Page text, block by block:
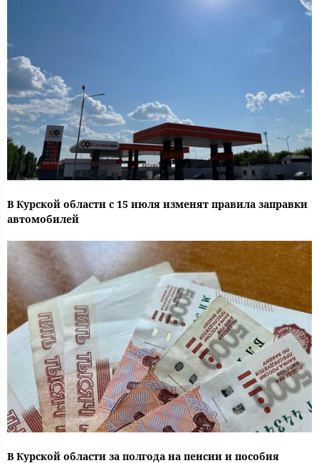
В Курской области с 15 июля изменят правила заправки
автомобилей
В Курской области за полгода на пенсии и пособия